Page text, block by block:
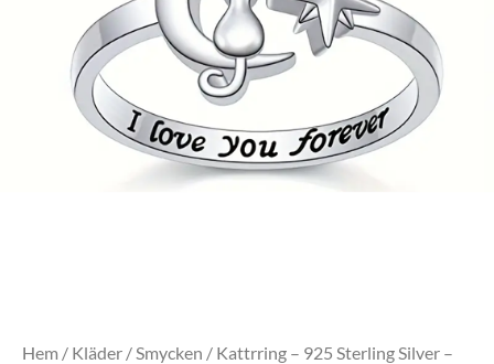
Hem / Kläder / Smycken / Kattrring – 925 Sterling Silver –